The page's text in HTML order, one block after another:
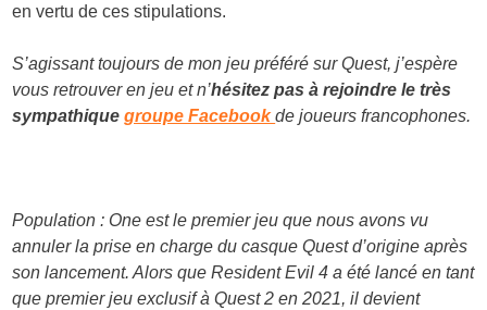
en vertu de ces stipulations.
S’agissant toujours de mon jeu préféré sur Quest, j’espère
vous retrouver en jeu et n’hésitez pas à rejoindre le très
sympathiquegroupe Facebookde joueurs francophones.
Population : One est le premier jeu que nous avons vu
annuler la prise en charge du casque Quest d’origine après
son lancement. Alors que Resident Evil 4 a été lancé en tant
que premier jeu exclusif à Quest 2 en 2021, il devient